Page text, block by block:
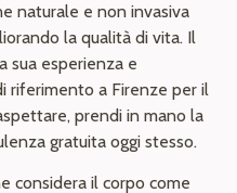
naturale e non invasiva
la qualità di vita. Il
sua esperienza e
riferimento a Firenze per il
prendi in mano la
gratuita oggi stesso.
considera il corpo come